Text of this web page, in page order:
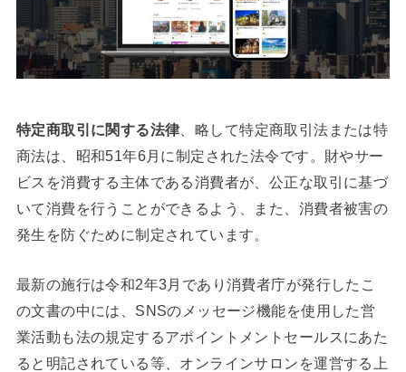
特定商取引に関する法律、略して特定商取引法または特
商法は、昭和51年6月に制定された法令です。財やサー
ビスを消費する主体である消費者が、公正な取引に基づ
いて消費を行うことができるよう、また、消費者被害の
発生を防ぐために制定されています。
最新の施行は令和2年3月であり消費者庁が発行したこ
の文書の中には、SNSのメッセージ機能を使用した営
業活動も法の規定するアポイントメントセールスにあた
ると明記されている等、オンラインサロンを運営する上